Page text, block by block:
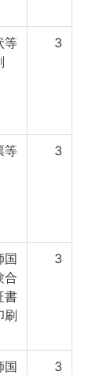
等
3
等
3
国
合
書
刷
3
国
3